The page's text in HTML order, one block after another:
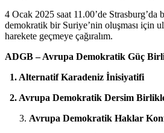
4 Ocak 2025 saat 11.00’de Strasburg’da
demokratik bir Suriye’nin oluşması için
harekete geçmeye çağıralım.
ADGB – Avrupa Demokratik Güç
1.⁠ ⁠Alternatif Karadeniz İnisiyatifi
2.⁠ ⁠Avrupa Demokratik Dersim
Avrupa Demokratik Haklar